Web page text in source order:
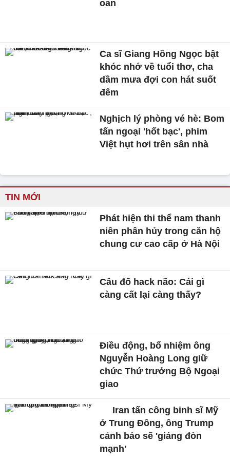
oan
Ca sĩ Giang Hồng Ngọc bật
khóc nhớ về tuổi thơ, cha
dầm mưa đợi con hát suốt
đêm
Nghịch lý phòng vé hè: Bom
tấn ngoại 'hốt bạc', phim
Việt hụt hơi trên sân nhà
TIN MỚI
Phát hiện thi thể nam thanh
niên phân hủy trong căn hộ
chung cư cao cấp ở Hà Nội
Câu đố hack não: Cái gì
càng cất lại càng thấy?
Điều động, bổ nhiệm ông
Nguyễn Hoàng Long giữ
chức Thứ trưởng Bộ Ngoại
giao
Iran tấn công binh sĩ Mỹ
ở Trung Đông, ông Trump
cảnh báo sẽ 'giáng đòn
mạnh'